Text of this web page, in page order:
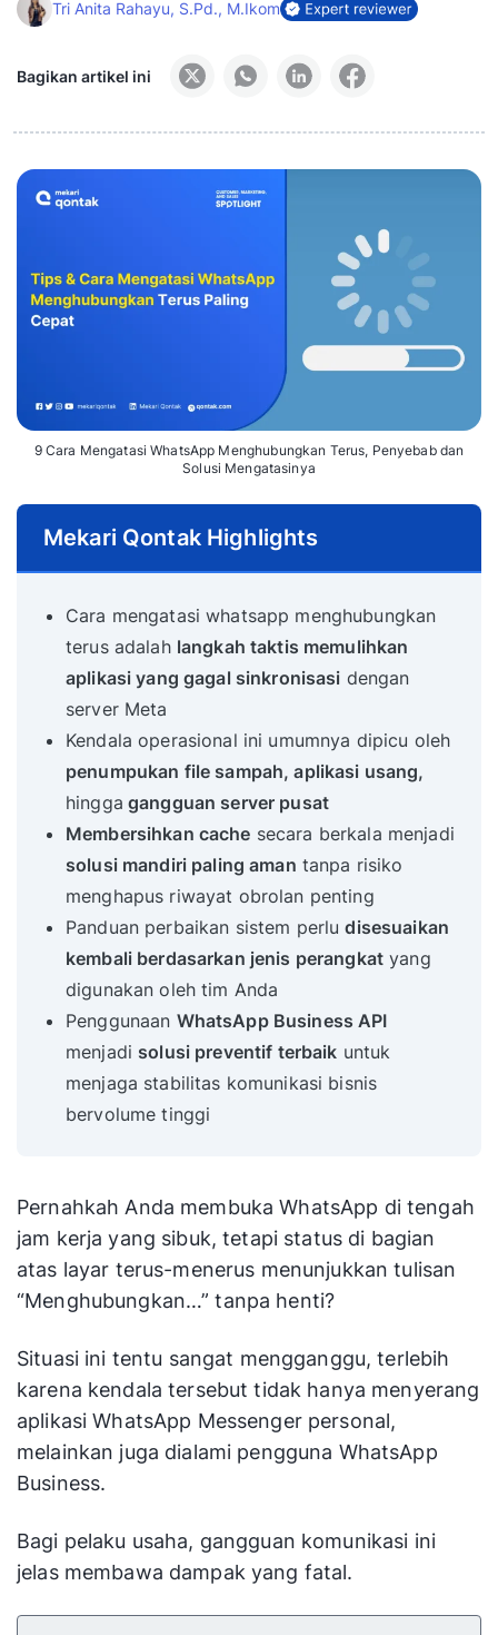
Tri Anita Rahayu, S.Pd., M.Ikom
Bagikan artikel ini
9 Cara Mengatasi WhatsApp Menghubungkan Terus, Penyebab dan
Solusi Mengatasinya
Mekari Qontak Highlights
Cara mengatasi whatsapp menghubungkan
terus adalah langkah taktis memulihkan
aplikasi yang gagal sinkronisasi dengan
server Meta
Kendala operasional ini umumnya dipicu oleh
penumpukan file sampah, aplikasi usang,
hingga gangguan server pusat
Membersihkan cache secara berkala menjadi
solusi mandiri paling aman tanpa risiko
menghapus riwayat obrolan penting
Panduan perbaikan sistem perludisesuaikan
kembali berdasarkan jenis perangkat yang
digunakan oleh tim Anda
Penggunaan WhatsApp Business API
menjadi solusi preventif terbaik untuk
menjaga stabilitas komunikasi bisnis
bervolume tinggi
Pernahkah Anda membuka WhatsApp di tengah
jam kerja yang sibuk, tetapi status di bagian
atas layar terus-menerus menunjukkan tulisan
“Menghubungkan…” tanpa henti?
Situasi ini tentu sangat mengganggu, terlebih
karena kendala tersebut tidak hanya menyerang
aplikasi WhatsApp Messenger personal,
melainkan juga dialami pengguna WhatsApp
Business.
Bagi pelaku usaha, gangguan komunikasi ini
jelas membawa dampak yang fatal.